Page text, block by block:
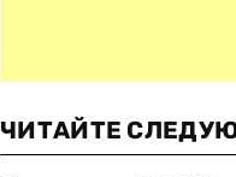
ЧИТАЙТЕ